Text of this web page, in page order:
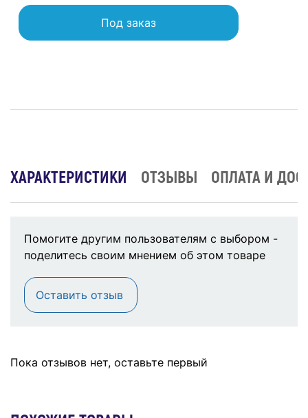
Под заказ
ХАРАКТЕРИСТИКИ ОТЗЫВЫ ОПЛАТА И
Помогите другим пользователям с выбором -
поделитесь своим мнением об этом товаре
Оставить отзыв
Пока отзывов нет, оставьте первый